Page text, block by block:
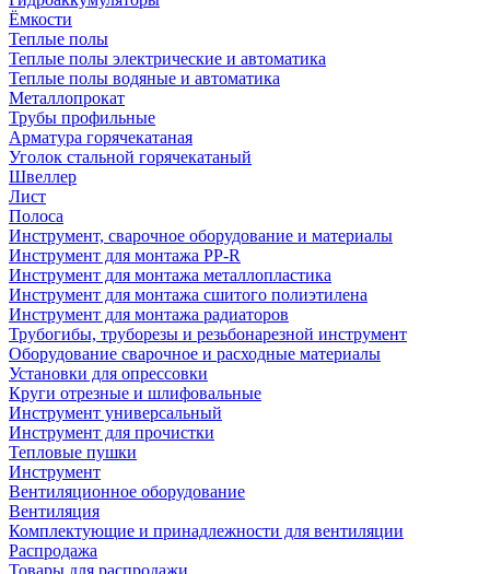
Ёмкости
Теплые полы
Теплые полы электрические и автоматика
Теплые полы водяные и автоматика
Металлопрокат
Трубы профильные
Арматура горячекатаная
Уголок стальной горячекатаный
Швеллер
Лист
Полоса
Инструмент, сварочное оборудование и материалы
Инструмент для монтажа PP-R
Инструмент для монтажа металлопластика
Инструмент для монтажа сшитого полиэтилена
Инструмент для монтажа радиаторов
Трубогибы, труборезы и резьбонарезной инструмент
Оборудование сварочное и расходные материалы
Установки для опрессовки
Круги отрезные и шлифовальные
Инструмент универсальный
Инструмент для прочистки
Тепловые пушки
Инструмент
Вентиляционное оборудование
Вентиляция
Комплектующие и принадлежности для вентиляции
Распродажа
Товары для распродажи